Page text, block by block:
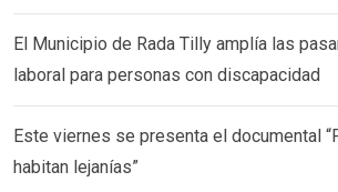
El Municipio de Rada Tilly amplía las
laboral para personas con discapacidad
Este viernes se presenta el documental
habitan lejanías”